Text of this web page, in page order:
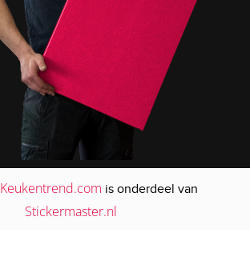
Keukentrend.com is onderdeel van
Stickermaster.nl